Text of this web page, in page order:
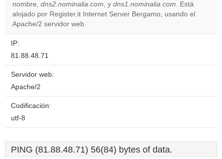
Do you
own this
OK
nombre, dns2.nominalia.com, y dns1.nominalia.com. Está
alojado por Register.it Internet Server Bergamo, usando el
Apache/2 servidor web.
IP:
81.88.48.71
Servidor web:
Apache/2
Codificación:
utf-8
PING (81.88.48.71) 56(84) bytes of data.